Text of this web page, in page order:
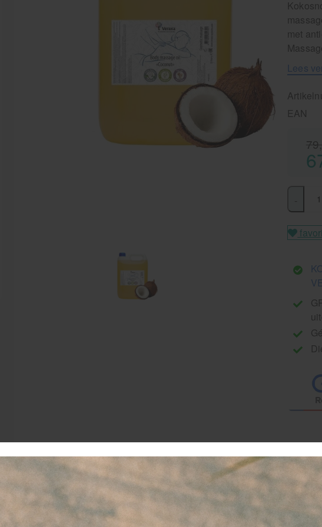
met
Lees
EAN
Kokosnoot massageolie 100% natuurlijke massageolie
Ontdek de frisse en zoete kokosgeur van Veranakokosnoot
alsof je je op een tropisch strand met kokosbomen bevindt!
massageolie is vooral populair tijdens de zomermaanden en
zijn heerlijke exotische geur, perfect voor Lomi Lomi-massages.